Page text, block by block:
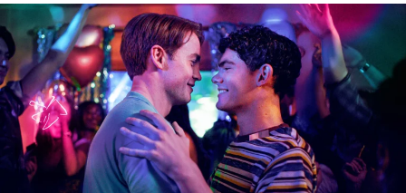
Forty Love llegará a los cines de Francia el próximo 25
de noviembre y ya comienza a posicionarse como una de
las producciones románticas más esperadas por
quienes disfrutan de las historias LGBTQ+, el deporte y
los relatos sobre el descubrimiento personal.
A medida que se acerque su estreno, se espera que la
película revele nuevos avances que permitan conocer
y sus padres dominantes, Annie y Jules traman un plan
de huida. El único problema es que necesitan el dinero
para llegar allí. Jules sugiere que la pareja intente
modelar la cámara web. Aunque está nerviosa al
principio, Annie no puede discutir cuando el dinero
comienza a llegar. Pero como las chicas pronto
descubren, las consecuencias pueden dejarlo en el
olvido. A veces violentamente.